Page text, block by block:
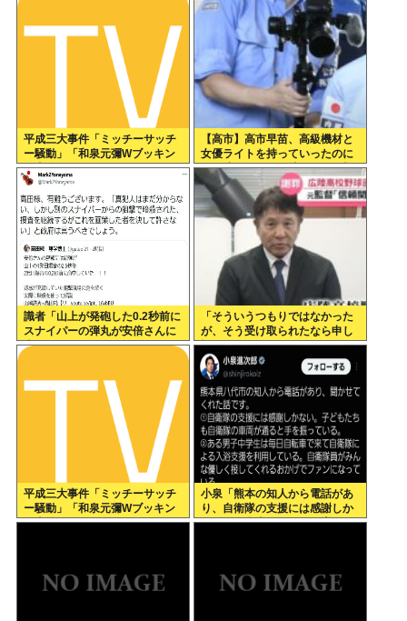
平成三大事件「ミッチーサッチ
ー騒動」「和泉元彌Wブッキン
グ事件」あとひとつは？
【高市】高市早苗、高級機材と
女優ライトを持っていったのに
結局映像でも不気味なトカゲ顔
になってしまう
識者「山上が発砲した0.2秒前に
スナイパーの弾丸が安倍さんに
当たっていた！」 これ。
「そういうつもりではなかった
が、そう受け取られたなら申し
訳ない」 なにコレ？ジャッ
プ？？？
平成三大事件「ミッチーサッチ
ー騒動」「和泉元彌Wブッキン
グ事件」あとひとつは？
小泉「熊本の知人から電話があ
り、自衛隊の支援には感謝しか
ない、自衛隊のファンが増えて